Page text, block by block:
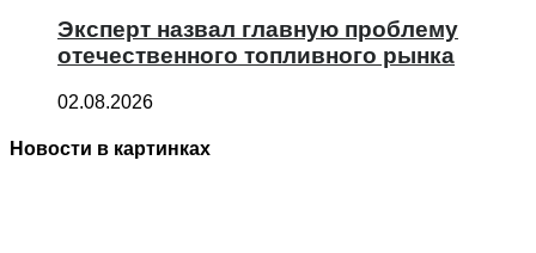
Эксперт назвал главную проблему
отечественного топливного рынка
02.08.2026
Новости в картинках